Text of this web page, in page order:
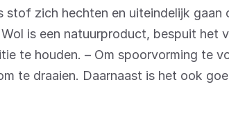
stof zich hechten en uiteindelijk
Wol is een natuurproduct, bespuit
te houden. – Om spoorvorming te
te draaien. Daarnaast is het ook